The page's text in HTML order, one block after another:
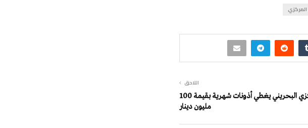
اللاحق
المركزي البحريني يغطي أذونات شهرية بقيمة 100
مليون دينار